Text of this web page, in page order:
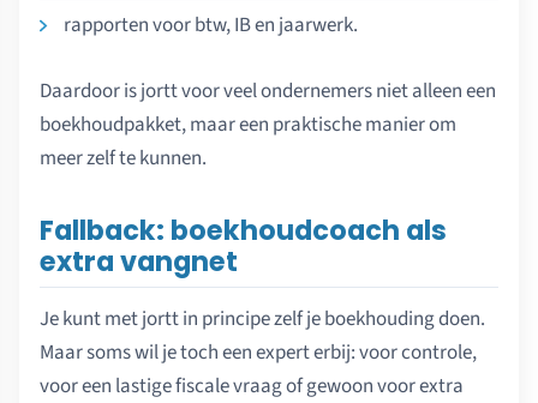
rapporten voor btw, IB en jaarwerk.
Daardoor is jortt voor veel ondernemers niet alleen een
boekhoudpakket, maar een praktische manier om
meer zelf te kunnen.
Fallback: boekhoudcoach als
extra vangnet
Je kunt met jortt in principe zelf je boekhouding doen.
Maar soms wil je toch een expert erbij: voor controle,
voor een lastige fiscale vraag of gewoon voor extra